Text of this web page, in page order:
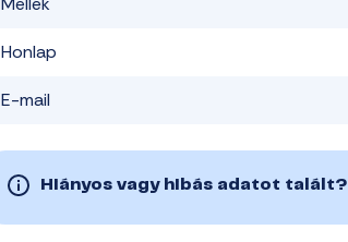
Honlap
E-mail
Hiányos vagy hibás adatot talált?